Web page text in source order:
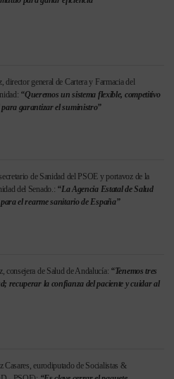
director general de Cartera y Farmacia del
“Queremos un sistema flexible, competitivo
para garantizar el suministro”
de Sanidad del PSOE y portavoz de la
del Senado.: “La Agencia Estatal de Salud
para el rearme sanitario de España”
consejera de Salud de Andalucía: “Tenemos tres
recuperar la confianza del paciente y cuidar al
Casares, eurodiputado de Socialistas &